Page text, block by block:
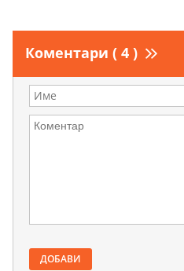
Коментари ( 4 )
ДОБАВИ